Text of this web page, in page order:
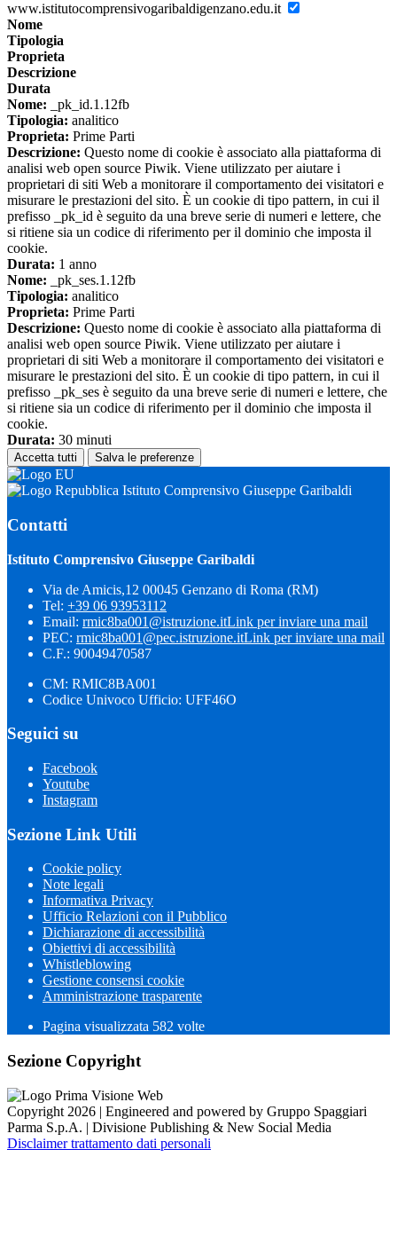
www.istitutocomprensivogaribaldigenzano.edu.it
Nome
Tipologia
Proprieta
Descrizione
Durata
Nome: _pk_id.1.12fb
Tipologia: analitico
Proprieta: Prime Parti
Descrizione: Questo nome di cookie è associato alla piattaforma di
analisi web open source Piwik. Viene utilizzato per aiutare i
proprietari di siti Web a monitorare il comportamento dei visitatori e
misurare le prestazioni del sito. È un cookie di tipo pattern, in cui il
prefisso _pk_id è seguito da una breve serie di numeri e lettere, che
si ritiene sia un codice di riferimento per il dominio che imposta il
cookie.
Durata: 1 anno
Nome: _pk_ses.1.12fb
Tipologia: analitico
Proprieta: Prime Parti
Descrizione: Questo nome di cookie è associato alla piattaforma di
analisi web open source Piwik. Viene utilizzato per aiutare i
proprietari di siti Web a monitorare il comportamento dei visitatori e
misurare le prestazioni del sito. È un cookie di tipo pattern, in cui il
prefisso _pk_ses è seguito da una breve serie di numeri e lettere, che
si ritiene sia un codice di riferimento per il dominio che imposta il
cookie.
Durata: 30 minuti
Accetta tutti Salva le preferenze
Istituto Comprensivo Giuseppe Garibaldi
Contatti
Istituto Comprensivo Giuseppe Garibaldi
Via de Amicis,12 00045 Genzano di Roma (RM)
Tel: +39 06 93953112
Email: rmic8ba001@istruzione.itLink per inviare una mail
PEC: rmic8ba001@pec.istruzione.itLink per inviare una mail
C.F.: 90049470587
CM: RMIC8BA001
Codice Univoco Ufficio: UFF46O
Seguici su
Facebook
Youtube
Instagram
Sezione Link Utili
Cookie policy
Note legali
Informativa Privacy
Ufficio Relazioni con il Pubblico
Dichiarazione di accessibilità
Obiettivi di accessibilità
Whistleblowing
Gestione consensi cookie
Amministrazione trasparente
Pagina visualizzata 582 volte
Sezione Copyright
Copyright 2026 | Engineered and powered by Gruppo Spaggiari
Parma S.p.A. | Divisione Publishing & New Social Media
Disclaimer trattamento dati personali